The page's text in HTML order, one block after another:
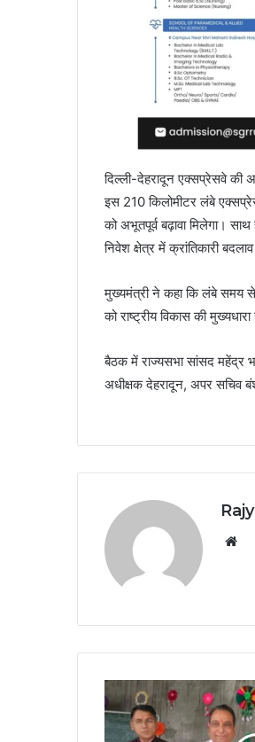
दिल्ली-देहरादून एक्सप्रेसवे की
इस 210 किलोमीटर लंबे
को अभूतपूर्व बढ़ावा मिलेगा।
निवेश क्षेत्र में क्रांतिकारी
मुख्यमंत्री ने कहा कि लंबे समय से
को राष्ट्रीय विकास की
बैठक में राज्यसभा सांसद महेंद्र
अधीक्षक देहरादून, अपर सचिव